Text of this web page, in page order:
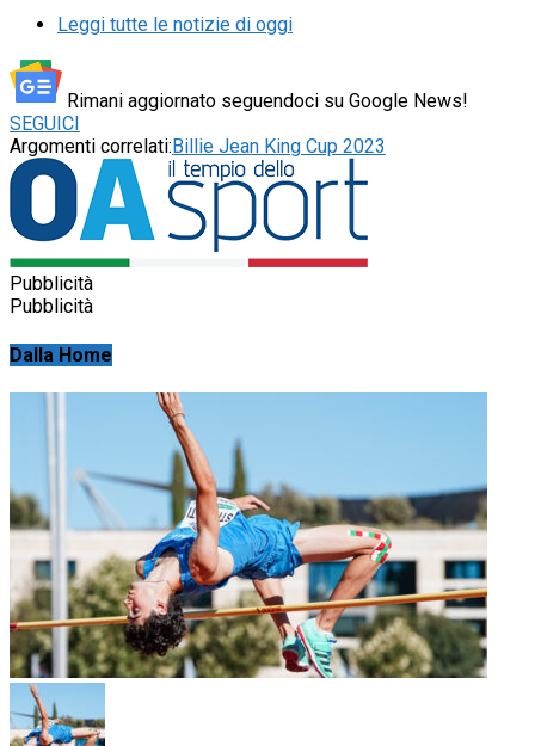
Leggi tutte le notizie di oggi
Rimani aggiornato seguendoci su Google News!
SEGUICI
Argomenti correlati: Billie Jean King Cup 2023
Pubblicità
Pubblicità
Dalla Home